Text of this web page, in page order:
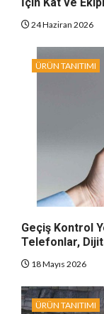
24 Haziran 2026
ÜRÜN TANITIMI
Geçiş Kontrol
Telefonlar,
18 Mayıs 2026
ÜRÜN TANITIMI